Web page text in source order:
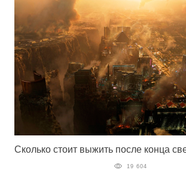
Сколько стоит выжить после конца
19 604